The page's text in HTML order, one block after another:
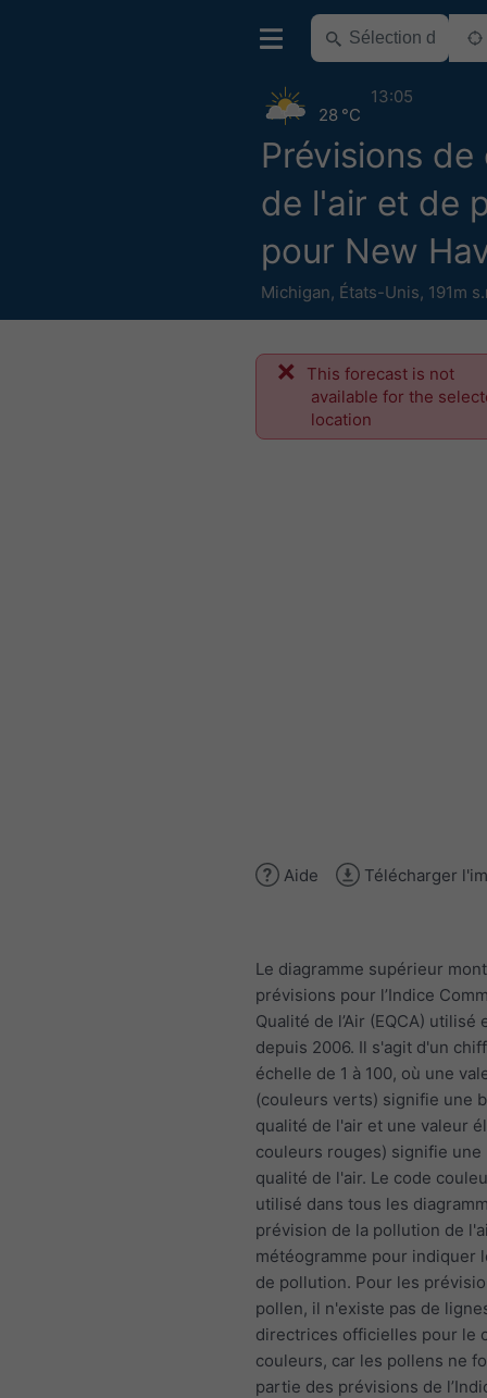
Prévisions de
de l'air et de
pour New
Michigan, États-Unis, 191m
28 °C
13:05
This forecast is not
available for the
location
Aide Télécharger
Le diagramme supérieur
prévisions pour l’Indice
Qualité de l’Air (EQCA) utilisé
depuis 2006. Il s'agit d'un
échelle de 1 à 100, où une
(couleurs verts) signifie une
qualité de l'air et une valeur
couleurs rouges) signifie une
qualité de l'air. Le code
utilisé dans tous les
prévision de la pollution de
météogramme pour indiquer
de pollution. Pour les
pollen, il n'existe pas de
directrices officielles pour le
couleurs, car les pollens ne
partie des prévisions de